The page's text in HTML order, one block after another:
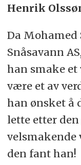
Henrik
Da Mohamed
Snåsavann
han smake
være et av
han ønsket å
lette etter
velsmakende
den fant han!